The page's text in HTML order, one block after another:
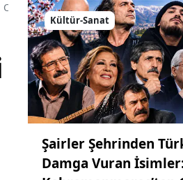
Ortak Vazifemiz
Kültür-Sanat
Şairler Şehrinden
Damga Vuran